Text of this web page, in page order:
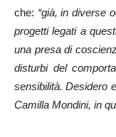
che: “già, in diverse
progetti legati a
una presa di
disturbi del
sensibilità. Desidero
Camilla Mondini, in